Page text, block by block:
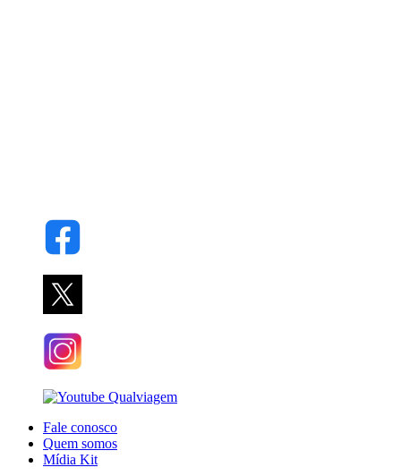
Fale conosco
Quem somos
Mídia Kit